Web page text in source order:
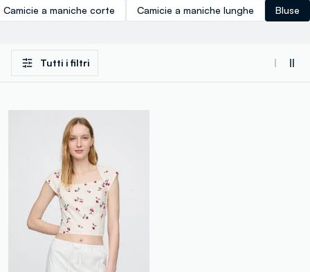
Camicie a maniche corte Camicie a maniche lunghe Bluse
Tutti i filtri